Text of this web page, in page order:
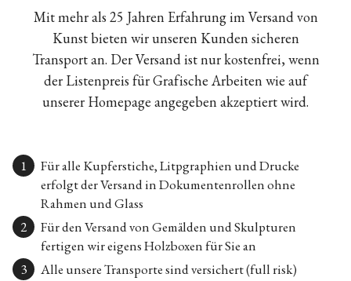
Mit mehr als 25 Jahren Erfahrung im Versand von
Kunst bieten wir unseren Kunden sicheren
Transport an. Der Versand ist nur kostenfrei, wenn
der Listenpreis für Grafische Arbeiten wie auf
unserer Homepage angegeben akzeptiert wird.
Für alle Kupferstiche, Litpgraphien und Drucke
erfolgt der Versand in Dokumentenrollen ohne
Rahmen und Glass
Für den Versand von Gemälden und Skulpturen
fertigen wir eigens Holzboxen für Sie an
Alle unsere Transporte sind versichert (full risk)